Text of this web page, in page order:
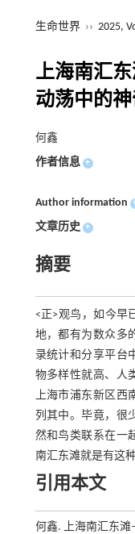
生命世界 ›› 2025,
上海南汇
动荡中的
何鑫
作者信息 +
Author information
文章历史 +
摘要
<正>观鸟，如今早
地，都有为数众多
录统计和分享平台
物多样性就高、人
上海市浦东新区西
列其中。毕竟，很
然和鸟类联系在一
南汇东滩就是有这种
引用本文
何鑫. 上海南汇东